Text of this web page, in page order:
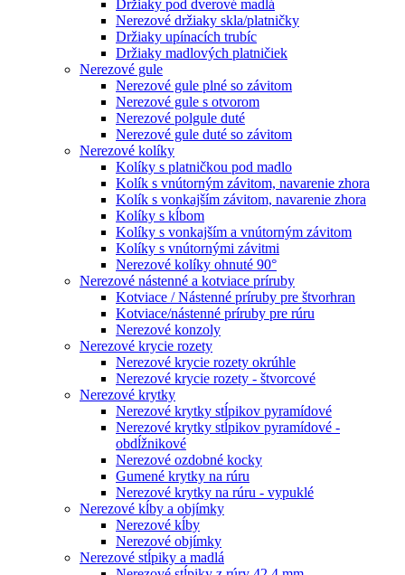
Držiaky pod dverové madlá
Nerezové držiaky skla/platničky
Držiaky upínacích trubíc
Držiaky madlových platničiek
Nerezové gule
Nerezové gule plné so závitom
Nerezové gule s otvorom
Nerezové polgule duté
Nerezové gule duté so závitom
Nerezové kolíky
Kolíky s platničkou pod madlo
Kolík s vnútorným závitom, navarenie zhora
Kolík s vonkajším závitom, navarenie zhora
Kolíky s kĺbom
Kolíky s vonkajším a vnútorným závitom
Kolíky s vnútornými závitmi
Nerezové kolíky ohnuté 90°
Nerezové nástenné a kotviace príruby
Kotviace / Nástenné príruby pre štvorhran
Kotviace/nástenné príruby pre rúru
Nerezové konzoly
Nerezové krycie rozety
Nerezové krycie rozety okrúhle
Nerezové krycie rozety - štvorcové
Nerezové krytky
Nerezové krytky stĺpikov pyramídové
Nerezové krytky stĺpikov pyramídové -
obdĺžnikové
Nerezové ozdobné kocky
Gumené krytky na rúru
Nerezové krytky na rúru - vypuklé
Nerezové kĺby a objímky
Nerezové kĺby
Nerezové objímky
Nerezové stĺpiky a madlá